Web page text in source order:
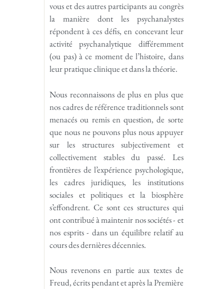
vous et des autres participants au congrès
la manière dont les psychanalystes
répondent à ces défis, en concevant leur
activité psychanalytique différemment
(ou pas) à ce moment de l’histoire, dans
leur pratique clinique et dans la théorie.
Nous reconnaissons de plus en plus que
nos cadres de référence traditionnels sont
menacés ou remis en question, de sorte
que nous ne pouvons plus nous appuyer
sur les structures subjectivement et
collectivement stables du passé. Les
frontières de l’expérience psychologique,
les cadres juridiques, les institutions
sociales et politiques et la biosphère
s’effondrent. Ce sont ces structures qui
ont contribué à maintenir nos sociétés - et
nos esprits - dans un équilibre relatif au
cours des dernières décennies.
Nous revenons en partie aux textes de
Freud, écrits pendant et après la Première